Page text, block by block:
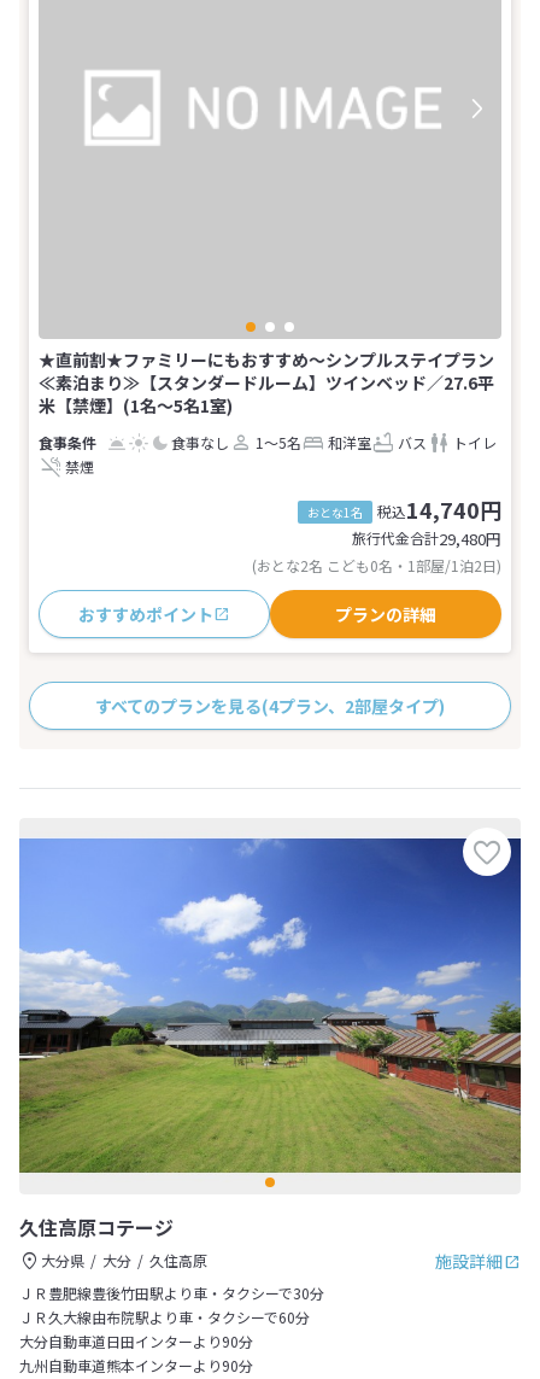
★直前割★ファミリーにもおすすめ～シンプルステイプラン
≪素泊まり≫【スタンダードルーム】ツインベッド／27.6平
米【禁煙】(1名～5名1室)
食事なし 1～5名 和洋室 バス
トイレ
禁煙
おとな1名 税込14,740円
旅行代金合計29,480円
(おとな2名 こども0名・1部屋/1泊2日)
おすすめポイント プランの詳細
すべてのプランを見る(4プラン、2部屋タイプ)
久住高原コテージ
施設詳細
大分県 大分
久住高原
ＪＲ豊肥線豊後竹田駅より車・タクシーで30分
ＪＲ久大線由布院駅より車・タクシーで60分
大分自動車道日田インターより90分
九州自動車道熊本インターより90分